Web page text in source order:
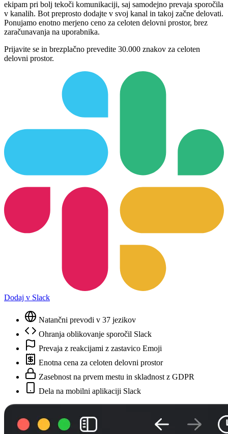
ekipam pri bolj tekoči komunikaciji, saj samodejno prevaja sporočila
v kanalih. Bot preprosto dodajte v svoj kanal in takoj začne delovati.
Ponujamo enotno merjeno ceno za celoten delovni prostor, brez
zaračunavanja na uporabnika.
Prijavite se in brezplačno prevedite 30.000 znakov za celoten
delovni prostor.
Dodaj v Slack
Natančni prevodi v 37 jezikov
Ohranja oblikovanje sporočil Slack
Prevaja z reakcijami z zastavico Emoji
Enotna cena za celoten delovni prostor
Zasebnost na prvem mestu in skladnost z GDPR
Dela na mobilni aplikaciji Slack